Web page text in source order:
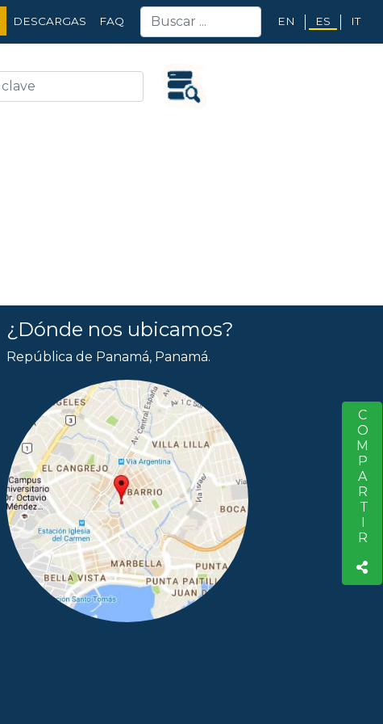
DESCARGAS FAQ EN ES IT
COMPARTIR
¿Dónde nos ubicamos?
República de Panamá, Panamá.